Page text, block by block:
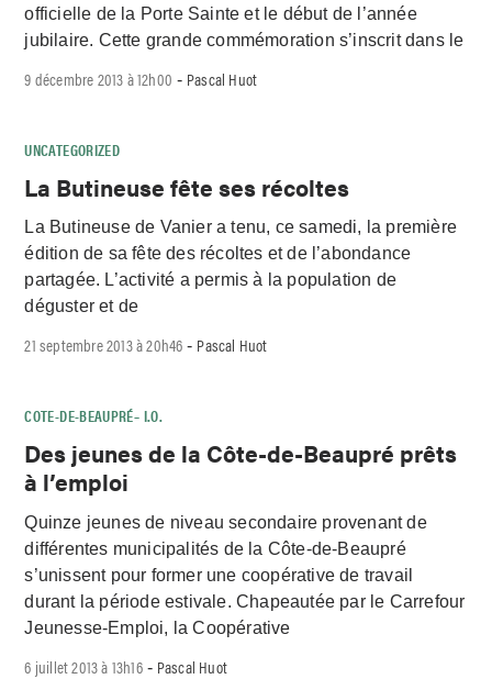
officielle de la Porte Sainte et le début de l’année
jubilaire. Cette grande commémoration s’inscrit dans le
9 décembre 2013 à 12h00 - Pascal Huot
UNCATEGORIZED
La Butineuse fête ses récoltes
La Butineuse de Vanier a tenu, ce samedi, la première
édition de sa fête des récoltes et de l’abondance
partagée. L’activité a permis à la population de
déguster et de
21 septembre 2013 à 20h46 - Pascal Huot
COTE-DE-BEAUPRÉ– I.O.
Des jeunes de la Côte-de-Beaupré prêts
à l’emploi
Quinze jeunes de niveau secondaire provenant de
différentes municipalités de la Côte-de-Beaupré
s’unissent pour former une coopérative de travail
durant la période estivale. Chapeautée par le Carrefour
Jeunesse-Emploi, la Coopérative
6 juillet 2013 à 13h16- Pascal Huot